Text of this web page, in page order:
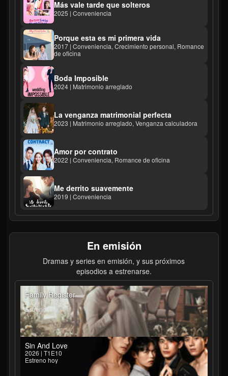
Más vale tarde que solteros
2025 | Conveniencia
Porque esta es mi primera vida
2017 | Conveniencia, Crecimiento personal, Romance
de oficina
Boda Imposible
2024 | Matrimonio arreglado
La venganza matrimonial perfecta
2023 | Matrimonio arreglado, Venganza calculadora
Amor por contrato
2022 | Conveniencia, Romance de oficina
Me derrito suavemente
2019 | Conveniencia
En emisión
Dramas y series en emisión, y sus próximos
episodios a estrenarse.
Family Register
2026 | T1E24
Estreno hoy
Sin And Love
2026 | T1E10
Estreno hoy